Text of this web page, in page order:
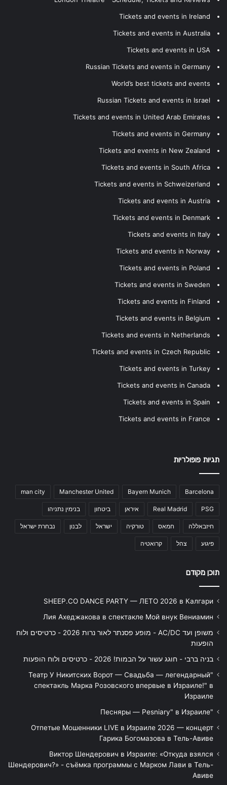
Tickets and events in Ireland
Tickets and events in Australia
Tickets and events in USA
Russian Tickets and events in Germany
World’s best tickets and events
Russian Tickets and events in Israel
Tickets and events in United Arab Emirates
Tickets and events in Germany
Tickets and events in New Zealand
Tickets and events in South Africa
Tickets and events in Schweizerland
Tickets and events in Austria
Tickets and events in Denmark
Tickets and events in Italy
Tickets and events in Norway
Tickets and events in Poland
Tickets and events in Sweden
Tickets and events in Finland
Tickets and events in Belgium
Tickets and events in Netherlands
Tickets and events in Czech Republic
Tickets and events in Turkey
Tickets and events in Canada
Tickets and events in Spain
Tickets and events in France
תגיות פופולריות
Barcelona
Bayern Munich
Manchester United
man city
PSG
Real Madrid איראן ביטחון בנימין נתניהו
חיזבאללה חמאס טורקיה ישראל לבנון נבחרת ישראל
פיגוע צהל קרואטיה
תוכן מקודם
SHEEP.CO DANCE PARTY — ЛЕТО 2026 в Калгари
Лия Ахеджакова в спектакле Мой внук Вениамин
משופן ועד AC/DC - מופע פסנתר לאור נרות 2026 - כרטיסים ולוח
הופעות
בניה ברבי - חוגג עשור על הבמות! 2026 - כרטיסים ולוח הופעות
"Театр У Никитских Ворот — Свадьба — легендарный
спектакль Марка Розовского впервые в Израиле!" в
Израиле
"Песняры — Pesniary" в Израиле
Отпетые Мошенники LIVE в Израиле 2026 — концерт
Гарика Богомазова в Тель-Авиве
Виктор Шендерович в Израиле: «Откуда взялся
Шендерович?» - съёмка программы с Марком Лави в Тель-
Авиве